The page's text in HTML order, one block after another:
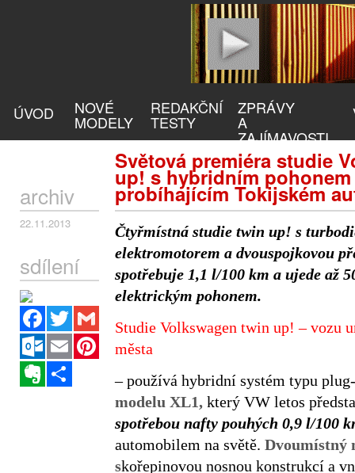
ÚVOD NOVÉ
MODELY
REDAKČNÍ
TESTY
ZPRÁVY
A
ZAJÍMAVOSTI
Světová premiéra studie
up! s hybridním
probíhajícím Tokijském
archiv
22.11.2013
sdílení
Facebook
Twitter
Outlook.com
Email
Pinterest
Evernote
Čtyřmístná studie twin up! s
elektromotorem a dvouspojkovou
spotřebuje 1,1 l/100 km a ujede až
elektrickým pohonem.
Studie Volkswagen twin up! – vozu
města
– používá hybridní systém typu
modelu XL1, který VW letos
spotřebou nafty pouhých 0,9 l/100
automobilem na světě. Dvoumístný
skořepinovou nosnou konstrukcí a